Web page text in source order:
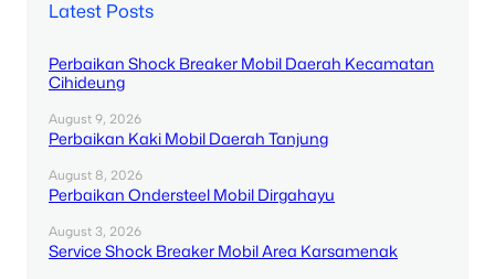
Latest Posts
Perbaikan Shock Breaker Mobil Daerah Kecamatan
Cihideung
August 9, 2026
Perbaikan Kaki Mobil Daerah Tanjung
August 8, 2026
Perbaikan Ondersteel Mobil Dirgahayu
August 3, 2026
Service Shock Breaker Mobil Area Karsamenak